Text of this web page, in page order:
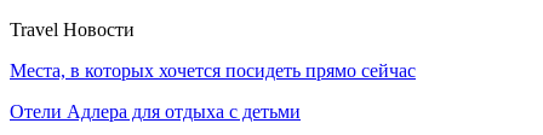
Travel Новости
Места, в которых хочется посидеть прямо сейчас
Отели Адлера для отдыха с детьми